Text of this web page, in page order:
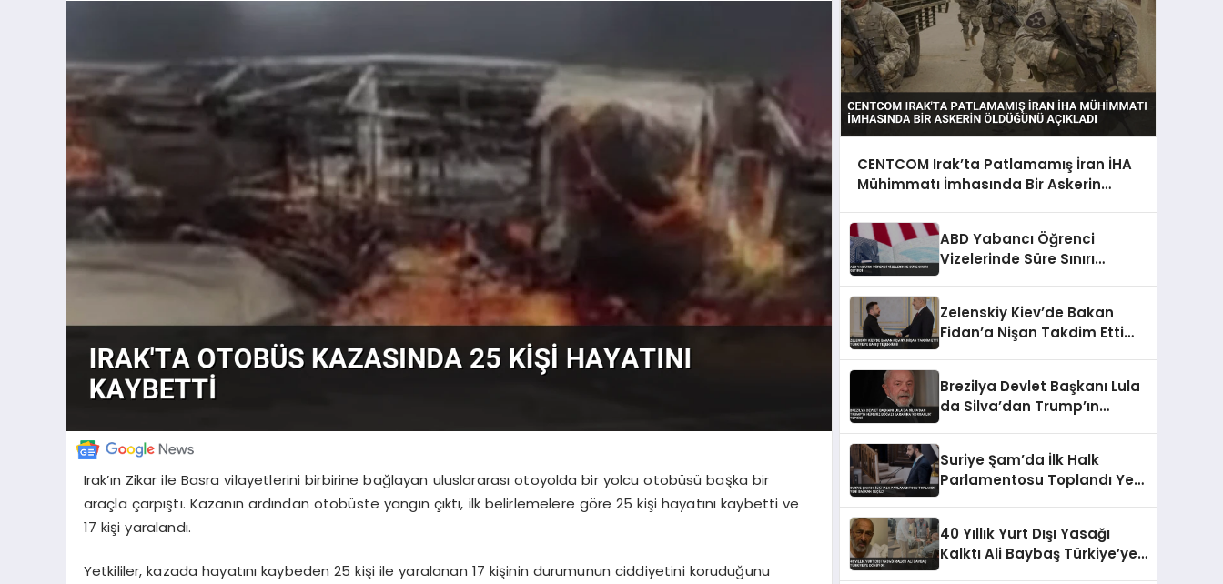
Irak’ın Zikar ile Basra vilayetlerini birbirine bağlayan uluslararası otoyolda bir yolcu otobüsü başka bir
araçla çarpıştı. Kazanın ardından otobüste yangın çıktı, ilk belirlemelere göre 25 kişi hayatını kaybetti ve
17 kişi yaralandı.
Yetkililer, kazada hayatını kaybeden 25 kişi ile yaralanan 17 kişinin durumunun ciddiyetini koruduğunu
CENTCOM Irak’ta Patlamamış İran İHA
Mühimmatı İmhasında Bir Askerin
ABD Yabancı Öğrenci
Vizelerinde Süre Sınırı
Zelenskiy Kiev’de Bakan
Fidan’a Nişan Takdim Etti
Brezilya Devlet Başkanı Lula
da Silva’dan Trump’ın
Suriye Şam’da İlk Halk
Parlamentosu Toplandı Yeni
40 Yıllık Yurt Dışı Yasağı
Kalktı Ali Baybaş Türkiye’ye